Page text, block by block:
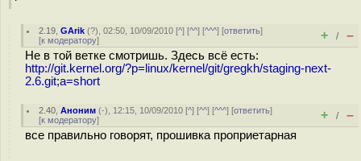
2.19 ,GArik (?), 02:50, 10/09/2010 [^] [^^] [^^^] [ответить]
[к модератору] + / –
Не в той ветке смотришь. Здесь всё есть:
http://git.kernel.org/?p=linux/kernel/git/gregkh/staging-next-
2.6.git;a=short
2.40 ,Аноним (-), 12:15, 10/09/2010 [^] [^^] [^^^] [ответить]
[к модератору] + / –
все правильно говорят, прошивка проприетарная